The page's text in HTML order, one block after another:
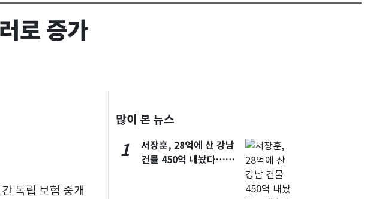
로 증가
독립 보험 중개
많이 본 뉴스
1
서장훈, 28억에 산 강남
건물 450억 내놨다…세